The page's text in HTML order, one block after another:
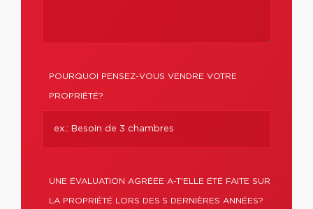
POURQUOI PENSEZ-VOUS VENDRE VOTRE
PROPRIÉTÉ?
UNE ÉVALUATION AGRÉÉE A-T'ELLE ÉTÉ FAITE SUR
LA PROPRIÉTÉ LORS DES 5 DERNIÈRES ANNÉES?